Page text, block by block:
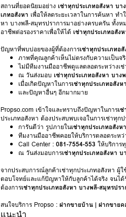
สถานที่ยอดนิยมอย่าง เช่าทุกประเภทอสังหา บา
เภทอสังหา เพื่อให้ลดระยะเวลาในการค้นหา ท
หา บางพลี-สมุทรปราการมาอย่างครบครัน ทั้งห
อาชีพต่อรองราคาเพื่อให้ได้ เช่าทุกประเภทอสัง
ปัญหาที่พบบ่อยของผู้ที่ต้องการเช่าทุกประเภทอ
ภาพที่คุณลูกค้าเห็นไม่ตรงกับความเป็นจ
ไม่มีทีมงานมืออาชีพดูแลตลอดระหว่างเช่
ณ วันส่งมอบ เช่าทุกประเภทอสังหา บาง
เมื่อเกิดปัญหาในการเช่าทุกประเภทอสังหา
และปัญหาอื่นๆ อีกมากมาย
Propso.com เข้าใจและทราบถึงปัญหาในการเ
ประเภทอสังหา ต้องประสบพบเจอในการเช่าทุก
การันตีว่า รูปภายในเช่าทุกประเภทอสัง
ทีมงานมืออาชีพคอยให้บริการตลอดระหว่
Call Center : 081-7554-553 ให้บริการ
ณ วันส่งมอบการเช่าทุกประเภทอสังหา
จากประสบการณ์ลูกค้าเช่าทุกประเภทอสังหา ผู้
ตอบโจทย์และแก้ปัญหาให้กับลูกค้าได้จริง จนได้
ต้องการเช่าทุกประเภทอสังหา บางพลี-สมุทรปรา
สนใจบริการ Propso : ฝากขายบ้าน | ฝากขายค